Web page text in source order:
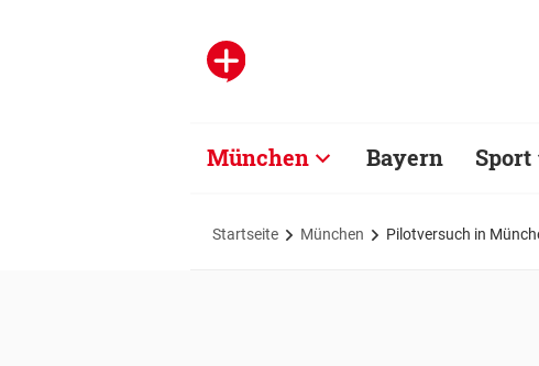
München Bayern Sport
Startseite München Pilotversuch in